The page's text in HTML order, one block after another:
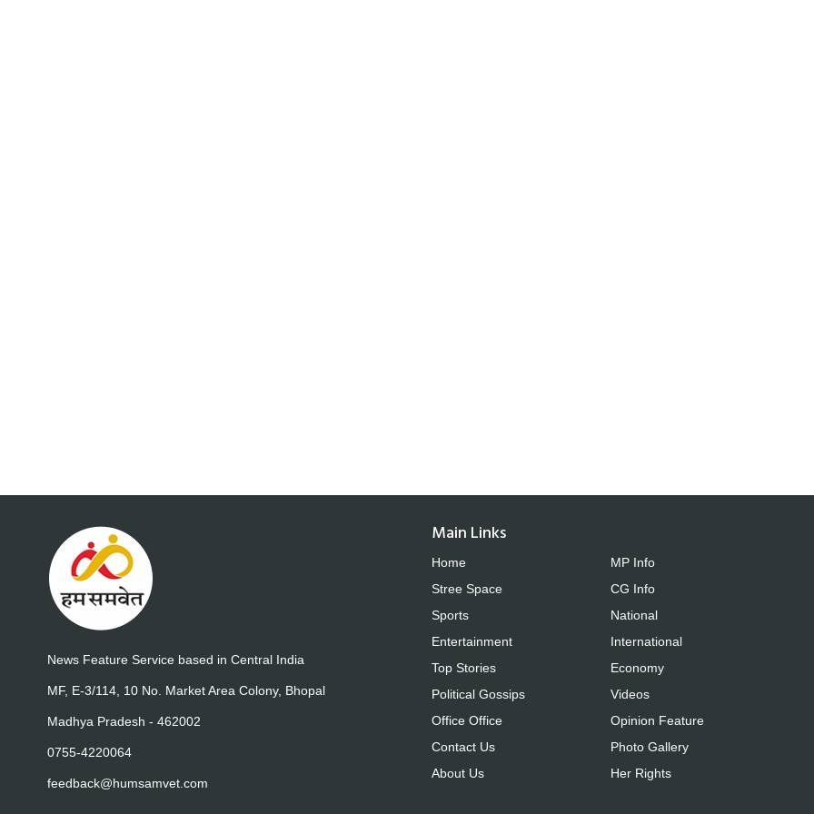
News Feature Service based in Central India
MF, E-3/114, 10 No. Market Area Colony, Bhopal
Madhya Pradesh - 462002
0755-4220064
feedback@humsamvet.com
Main Links
Home
Stree Space
Sports
Entertainment
Top Stories
Political Gossips
Office Office
Contact Us
About Us
MP Info
CG Info
National
International
Economy
Videos
Opinion Feature
Photo Gallery
Her Rights